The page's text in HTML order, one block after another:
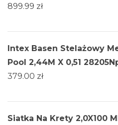
899.99 zł
Intex Basen Stelażowy
Pool 2,44M X 0,51
379.00 zł
Siatka Na Krety 2,0X100